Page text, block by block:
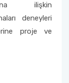
ilişkin
deneyleri
proje ve